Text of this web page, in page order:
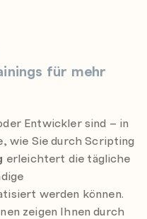
für mehr
Entwickler sind – in
wie Sie durch Scripting
erleichtert die tägliche
werden können.
zeigen Ihnen durch